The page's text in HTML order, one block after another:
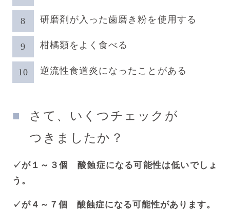
研磨剤が入った歯磨き粉を使用する
柑橘類をよく食べる
逆流性食道炎になったことがある
さて、いくつチェックが
つきましたか？
✓が１～３個 酸蝕症になる可能性は低いでしょ
う。
✓が４～７個 酸蝕症になる可能性があります。